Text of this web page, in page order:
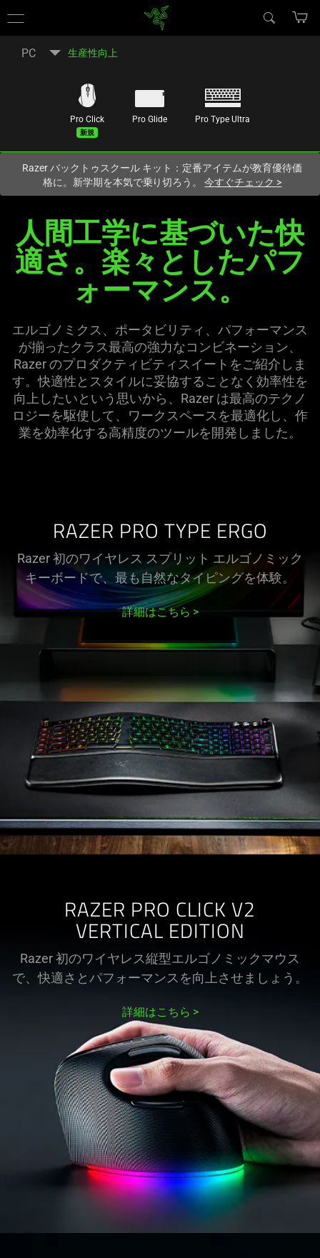
サイトにアクセスしています.
PC 生産性向上
Pro Click
新規
Pro Glide Pro Type Ultra
Razer バックトゥスクール キット：定番アイテムが教育優待価
格に。新学期を本気で乗り切ろう。今すぐチェック >
間
工
に
た
快
適
さ。
楽々
と
し
た
パ
人間工学に基づいた快
適さ。楽々としたパフ
ォーマンス。
エルゴノミクス、ポータビリティ、パフォーマンス
が揃ったクラス最高の強力なコンビネーション、
Razer のプロダクティビティスイートをご紹介しま
す。快適性とスタイルに妥協することなく効率性を
向上したいという思いから、Razer は最高のテクノ
ロジーを駆使して、ワークスペースを最適化し、作
業を効率化する高精度のツールを開発しま した。
RAZER PRO TYPE ERGO
Razer 初のワイヤレス スプリット エルゴノミック
キーボードで、最も自然なタイピングを体験。
詳細はこちら
RAZER PRO CLICK V2
VERTICAL EDITION
Razer 初のワイヤレス縦型エルゴノミックマウス
で、快適さとパフォーマンスを向上させまし ょう 。
詳細はこちら